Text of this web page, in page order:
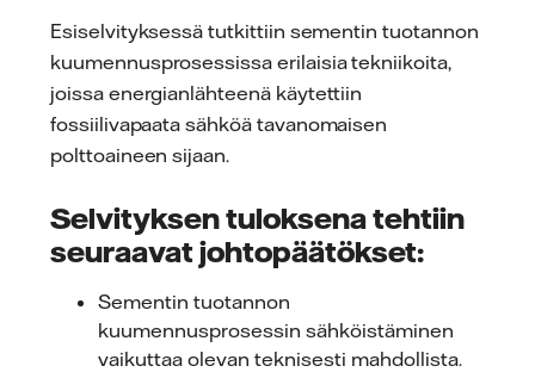
Esiselvityksessä tutkittiin sementin tuotannon
kuumennusprosessissa erilaisia tekniikoita,
joissa energianlähteenä käytettiin
fossiilivapaata sähköä tavanomaisen
polttoaineen sijaan.
Selvityksen tuloksena tehtiin
seuraavat johtopäätökset:
Sementin tuotannon
kuumennusprosessin sähköistäminen
vaikuttaa olevan teknisesti mahdollista.